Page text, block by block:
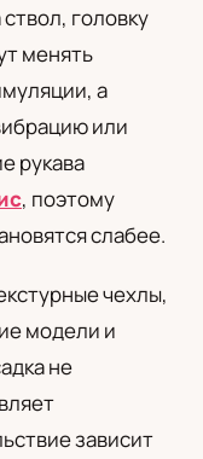
Русский
головку
менять
а
или
рукава
, поэтому
слабее.
чехлы,
модели и
не
зависит